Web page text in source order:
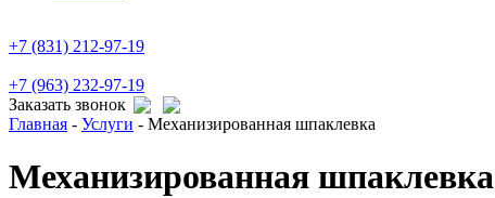
+7 (831) 212-97-19
+7 (963) 232-97-19
Заказать звонок
Главная - Услуги - Механизированная шпаклевка
Механизированная шпаклевка